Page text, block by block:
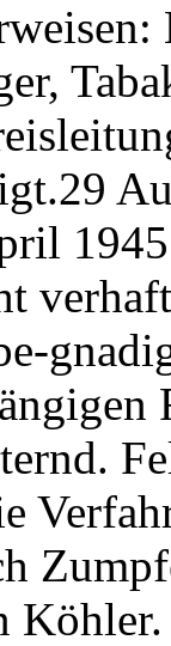
Köhler.